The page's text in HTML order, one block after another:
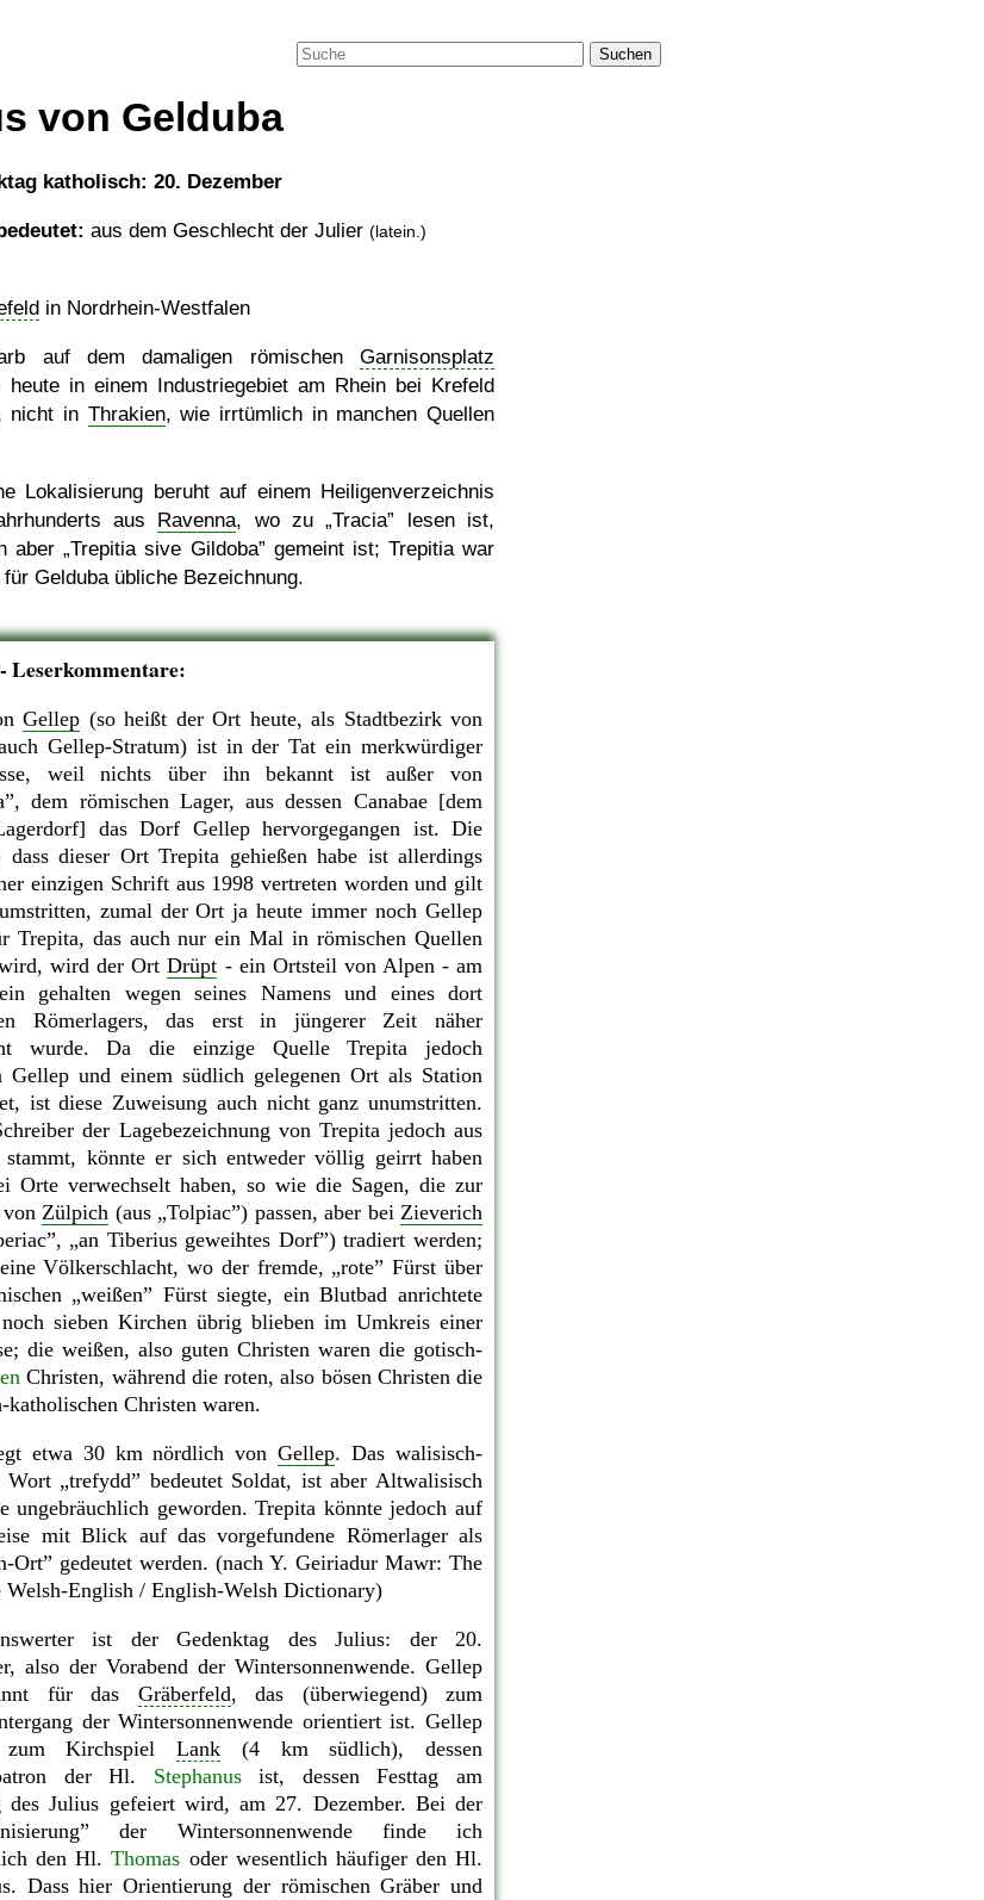
Suchen
von Gelduba
katholisch: 20. Dezember
aus dem Geschlecht der Julier (latein.)
in Nordrhein-Westfalen
auf dem damaligen römischen Garnisonsplatz
in einem Industriegebiet am Rhein bei Krefeld
nicht in Thrakien, wie irrtümlich in manchen Quellen
Lokalisierung beruht auf einem Heiligenverzeichnis
aus Ravenna, wo zu Tracia
lesen ist,
aber Trepitia sive Gildoba
gemeint ist; Trepitia war
Gelduba übliche Bezeichnung.
Leserkommentare:
Gellep (so heißt der Ort heute, als Stadtbezirk von
Gellep-Stratum) ist in der Tat ein merkwürdiger
weil nichts über ihn bekannt ist außer von
, dem römischen Lager, aus dessen Canabae [dem
das Dorf Gellep hervorgegangen ist. Die
dass dieser Ort Trepita gehießen habe ist allerdings
einzigen Schrift aus 1998 vertreten worden und gilt
zumal der Ort ja heute immer noch Gellep
Trepita, das auch nur ein Mal in römischen Quellen
wird, wird der OrtDrüpt - ein Ortsteil von Alpen - am
gehalten wegen seines Namens und eines dort
Römerlagers, das erst in jüngerer Zeit näher
wurde. Da die einzige Quelle Trepita jedoch
Gellep und einem südlich gelegenen Ort als Station
ist diese Zuweisung auch nicht ganz unumstritten.
der Lagebezeichnung von Trepita jedoch aus
stammt, könnte er sich entweder völlig geirrt haben
Orte verwechselt haben, so wie die Sagen, die zur
Zülpich (aus Tolpiac ) passen, aber bei Zieverich
, an Tiberius geweihtes Dorf ) tradiert werden;
Völkerschlacht, wo der fremde,
rote
Fürst über
weißen
Fürst siegte, ein Blutbad anrichtete
sieben Kirchen übrig blieben im Umkreis einer
die weißen, also guten Christen waren die gotisch-
Christen, während die roten, also bösen Christen die
katholischen Christen waren.
etwa 30 km nördlich vonGellep. Das walisisch-
Wort
trefydd
bedeutet Soldat, ist aber Altwalisisch
ungebräuchlich geworden. Trepita könnte jedoch auf
mit Blick auf das vorgefundene Römerlager als
Ort
gedeutet werden. (nach Y. Geiriadur Mawr: The
Welsh-English / English-Welsh Dictionary)
ist der Gedenktag des Julius: der 20.
also der Vorabend der Wintersonnenwende. Gellep
für das Gräberfeld, das (überwiegend) zum
der Wintersonnenwende orientiert ist. Gellep
zum KirchspielLank (4 km südlich), dessen
der Hl. Stephanusist, dessen Festtag am
des Julius gefeiert wird, am 27. Dezember. Bei der
der Wintersonnenwende finde ich
den Hl.Thomas oder wesentlich häufiger den Hl.
Dass hier Orientierung der römischen Gräber und